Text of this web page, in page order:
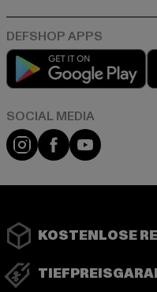
Instagram
FacebookYouTube
KOSTENLOSE